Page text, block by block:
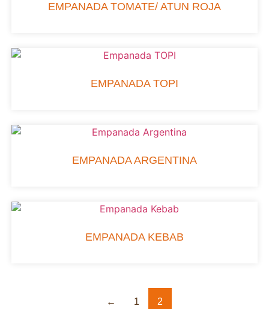
EMPANADA TOMATE/ ATUN ROJA
EMPANADA TOPI
EMPANADA ARGENTINA
EMPANADA KEBAB
← 1 2